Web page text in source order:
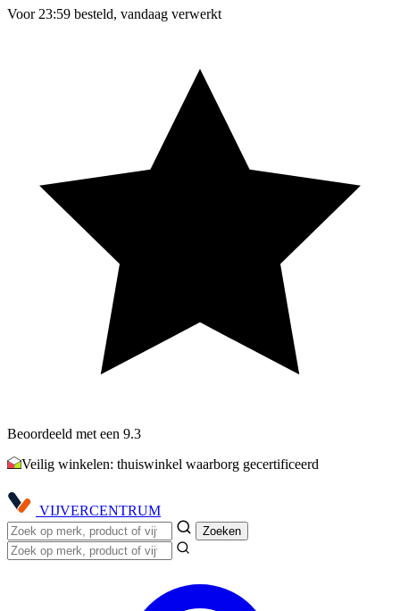
Voor 23:59 besteld, vandaag verwerkt
Beoordeeld met een 9.3
Veilig winkelen: thuiswinkel waarborg gecertificeerd
VIJVERCENTRUM
Zoeken